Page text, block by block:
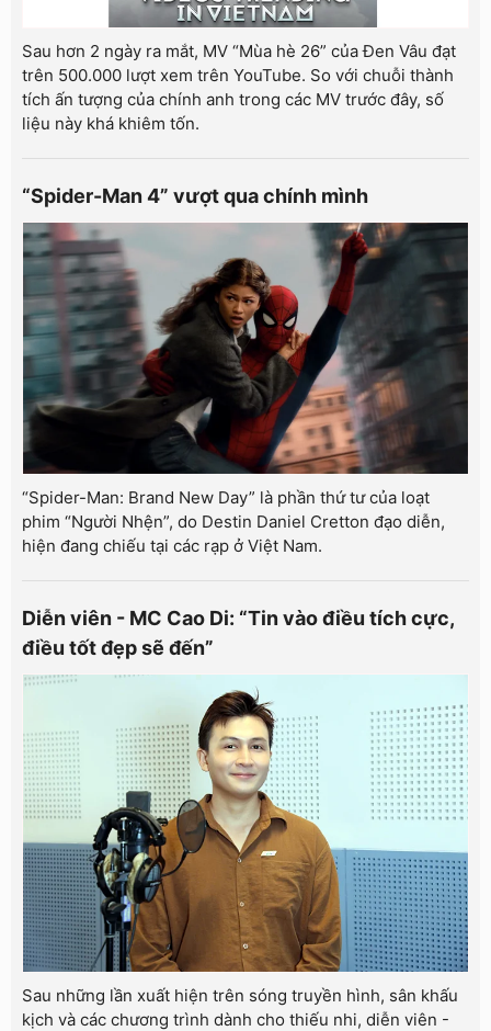
Sau hơn 2 ngày ra mắt, MV “Mùa hè 26” của Đen Vâu đạt
trên 500.000 lượt xem trên YouTube. So với chuỗi thành
tích ấn tượng của chính anh trong các MV trước đây, số
liệu này khá khiêm tốn.
“Spider-Man 4” vượt qua chính mình
“Spider-Man: Brand New Day” là phần thứ tư của loạt
phim “Người Nhện”, do Destin Daniel Cretton đạo diễn,
hiện đang chiếu tại các rạp ở Việt Nam.
Diễn viên - MC Cao Di: “Tin vào điều tích cực,
điều tốt đẹp sẽ đến”
Sau những lần xuất hiện trên sóng truyền hình, sân khấu
kịch và các chương trình dành cho thiếu nhi, diễn viên -